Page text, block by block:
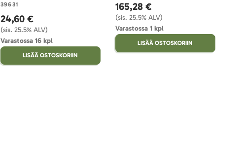
39631
24,60 €
(sis. 25.5% ALV)
Varastossa 16 kpl
LISÄÄ OSTOSKORIIN
165,28 €
(sis. 25.5% ALV)
Varastossa 1 kpl
LISÄÄ OSTOSKORIIN